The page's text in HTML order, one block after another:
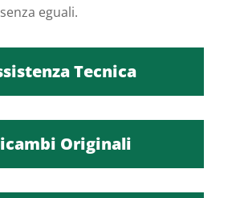
eguali.
Tecnica
Originali